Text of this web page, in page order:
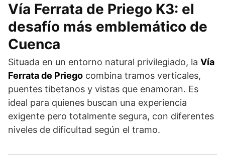
Vía Ferrata de Priego K3: el
desafío más emblemático de
Cuenca
Situada en un entorno natural privilegiado, la Vía
Ferrata de Priego combina tramos verticales,
puentes tibetanos y vistas que enamoran. Es
ideal para quienes buscan una experiencia
exigente pero totalmente segura, con diferentes
niveles de dificultad según el tramo.